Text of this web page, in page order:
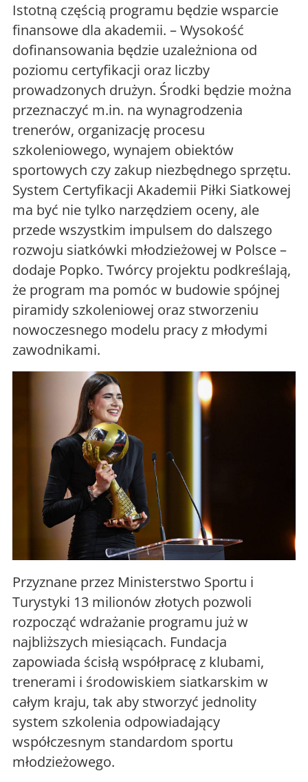
Istotną częścią programu będzie wsparcie
finansowe dla akademii. – Wysokość
dofinansowania będzie uzależniona od
poziomu certyfikacji oraz liczby
prowadzonych drużyn. Środki będzie można
przeznaczyć m.in. na wynagrodzenia
trenerów, organizację procesu
szkoleniowego, wynajem obiektów
sportowych czy zakup niezbędnego sprzętu.
System Certyfikacji Akademii Piłki Siatkowej
ma być nie tylko narzędziem oceny, ale
przede wszystkim impulsem do dalszego
rozwoju siatkówki młodzieżowej w Polsce –
dodaje Popko. Twórcy projektu podkreślają,
że program ma pomóc w budowie spójnej
piramidy szkoleniowej oraz stworzeniu
nowoczesnego modelu pracy z młodymi
zawodnikami.
Przyznane przez Ministerstwo Sportu i
Turystyki 13 milionów złotych pozwoli
rozpocząć wdrażanie programu już w
najbliższych miesiącach. Fundacja
zapowiada ścisłą współpracę z klubami,
trenerami i środowiskiem siatkarskim w
całym kraju, tak aby stworzyć jednolity
system szkolenia odpowiadający
współczesnym standardom sportu
młodzieżowego.